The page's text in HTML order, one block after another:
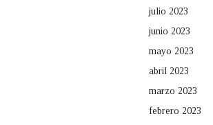
julio 2023
junio 2023
mayo 2023
abril 2023
marzo 2023
febrero 2023